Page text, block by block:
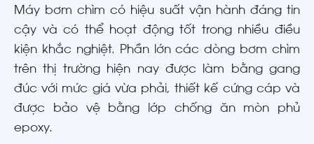
Máy bơm chìm có hiệu suất vận hành đáng tin
cậy và có thể hoạt động tốt trong nhiều điều
kiện khắc nghiệt. Phần lớn các dòng bơm chìm
trên thị trường hiện nay được làm bằng gang
đúc với mức giá vừa phải, thiết kế cứng cáp và
được bảo vệ bằng lớp chống ăn mòn phủ
epoxy.